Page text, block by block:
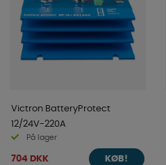
Victron BatteryProtect
12/24V-220A
På lager
704 DKK KØB!